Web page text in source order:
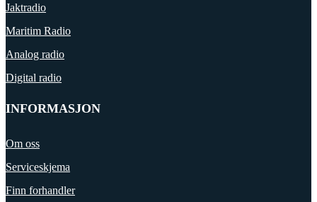
Jaktradio
Maritim Radio
Analog radio
Digital radio
INFORMASJON
Om oss
Serviceskjema
Finn forhandler